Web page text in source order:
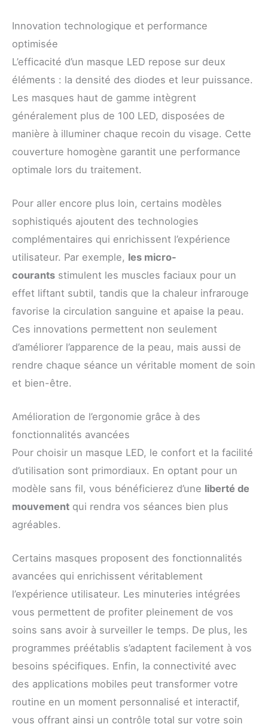
Innovation technologique et performance
optimisée
L’efficacité d’un masque LED repose sur deux
éléments : la densité des diodes et leur puissance.
Les masques haut de gamme intègrent
généralement plus de 100 LED, disposées de
manière à illuminer chaque recoin du visage. Cette
couverture homogène garantit une performance
optimale lors du traitement.
Pour aller encore plus loin, certains modèles
sophistiqués ajoutent des technologies
complémentaires qui enrichissent l’expérience
utilisateur. Par exemple, les micro-
courants stimulent les muscles faciaux pour un
effet liftant subtil, tandis que la chaleur infrarouge
favorise la circulation sanguine et apaise la peau.
Ces innovations permettent non seulement
d’améliorer l’apparence de la peau, mais aussi de
rendre chaque séance un véritable moment de soin
et bien-être.
Amélioration de l’ergonomie grâce à des
fonctionnalités avancées
Pour choisir un masque LED, le confort et la facilité
d’utilisation sont primordiaux. En optant pour un
modèle sans fil, vous bénéficierez d’une liberté de
mouvement qui rendra vos séances bien plus
agréables.
Certains masques proposent des fonctionnalités
avancées qui enrichissent véritablement
l’expérience utilisateur. Les minuteries intégrées
vous permettent de profiter pleinement de vos
soins sans avoir à surveiller le temps. De plus, les
programmes préétablis s’adaptent facilement à vos
besoins spécifiques. Enfin, la connectivité avec
des applications mobiles peut transformer votre
routine en un moment personnalisé et interactif,
vous offrant ainsi un contrôle total sur votre soin